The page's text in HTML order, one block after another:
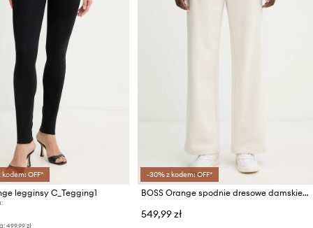
OFF*
legginsy C_Tegging1
499,99 zł
-30% z kodem: OFF*
BOSS Orange spodnie dresowe damskie bawełniane C Endless
549,99 zł